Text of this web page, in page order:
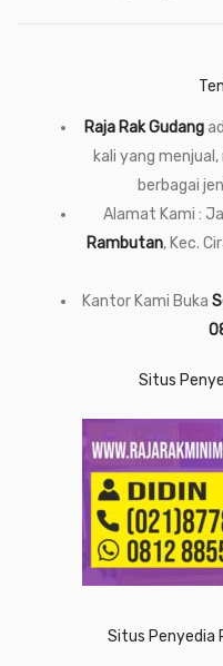
Raja Rak Gudang
kali yang
berbagai
Alamat Kami :
Rambutan, Kec.
Kantor Kami Buka
Situs
Situs Penyedia